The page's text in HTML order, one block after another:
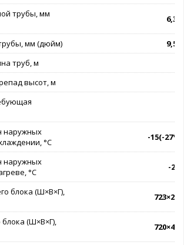
трубы, мм
6,35
мм (дюйм)
9,52
труб, м
высот, м
наружных
°C
-15(-
наружных
°C
-
блока (Ш×В×Г),
(Ш×В×Г),